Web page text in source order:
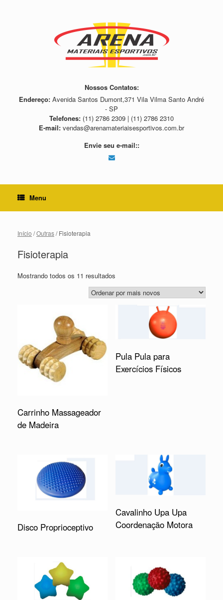
Nossos Contatos:
Endereço: Avenida Santos Dumont,371 Vila Vilma Santo André
- SP
Telefones: (11) 2786 2309 | (11) 2786 2310
E-mail: vendas@arenamateriaisesportivos.com.br
Envie seu e-mail::
Menu
Início /Outras/ Fisioterapia
Fisioterapia
Mostrando todos os 11 resultados
Carrinho Massageador
de Madeira
Pula Pula para
Exercícios Físicos
Disco Proprioceptivo
Cavalinho Upa Upa
Coordenação Motora